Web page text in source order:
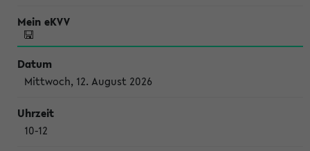
Mittwoch, 12. August 2026
10-12